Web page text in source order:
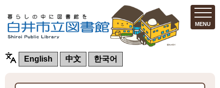
MENU
English 中文 한국어